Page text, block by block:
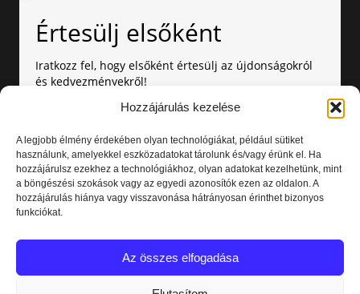
Hozzájárulás kezelése
A legjobb élmény érdekében olyan technológiákat, például sütiket
használunk, amelyekkel eszközadatokat tárolunk és/vagy érünk el. Ha
hozzájárulsz ezekhez a technológiákhoz, olyan adatokat kezelhetünk, mint
a böngészési szokások vagy az egyedi azonosítók ezen az oldalon. A
hozzájárulás hiánya vagy visszavonása hátrányosan érinthet bizonyos
funkciókat.
Az összes elfogadása
Értesülj elsőként
Iratkozz fel, hogy elsőként értesülj az újdonságokról
és kedvezményekről!
Amennyiben nem szeretnél több értesítést kapni, bármikor
leiratkozhatsz. Az adataid nálunk biztonságban vannak.